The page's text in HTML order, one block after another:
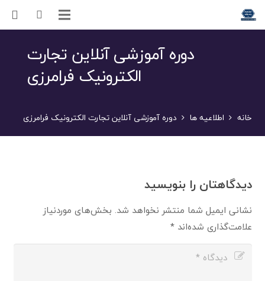
دوره آموزشی آنلاین تجارت
الکترونیک فرامرزی
خانه اطلاعیه ها دوره آموزشی آنلاین تجارت الکترونیک فرامرزی
دیدگاهتان را بنویسید
نشانی ایمیل شما منتشر نخواهد شد. بخش‌های موردنیاز
علامت‌گذاری شده‌اند*